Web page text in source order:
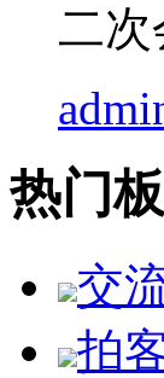
二次
热门
交
拍